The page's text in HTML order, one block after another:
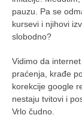
pauzu. Pa se
kursevi i njihovi
slobodno?
Vidimo da
praćenja, krađe
korekcije google
nestaju tvitovi i
Vrlo čudno.